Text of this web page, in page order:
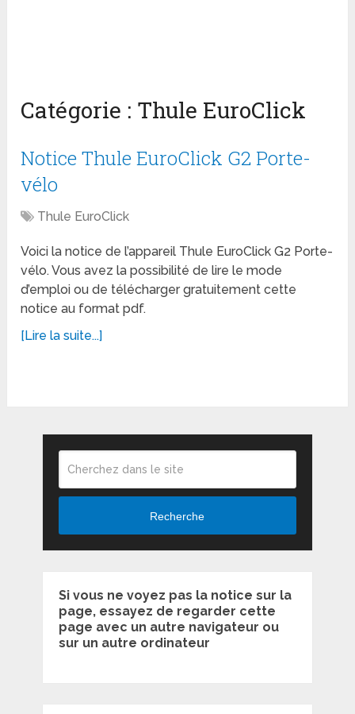
Catégorie : Thule EuroClick
Notice Thule EuroClick G2 Porte-
vélo
Thule EuroClick
Voici la notice de l’appareil Thule EuroClick G2 Porte-
vélo. Vous avez la possibilité de lire le mode
d’emploi ou de télécharger gratuitement cette
notice au format pdf.
[Lire la suite...]
Recherche
Si vous ne voyez pas la notice sur la
page, essayez de regarder cette
page avec un autre navigateur ou
sur un autre ordinateur